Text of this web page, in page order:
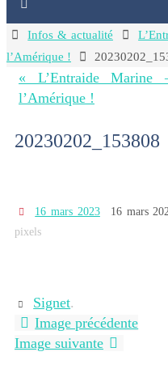
HomeInfos & actualité
l’Amérique !
« L’Entraide
l’Amérique !
20230202_153808
16 mars 2023 16 mars
pixels
Signet.
Image précédente
Image suivante